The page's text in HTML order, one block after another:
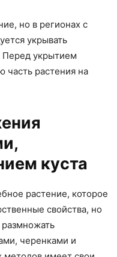
но в регионах с
укрывать
Перед укрытием
часть растения на
куста
растение, которое
свойства, но
черенками и